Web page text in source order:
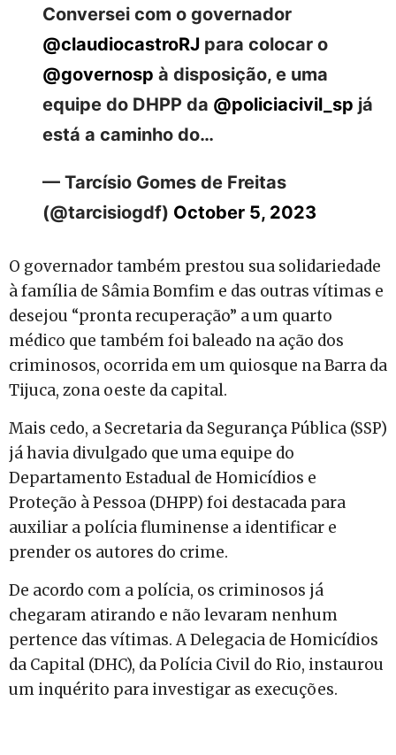
Conversei com o governador
@claudiocastroRJpara colocar o
@governosp à disposição, e uma
equipe do DHPP da @policiacivil_sp já
está a caminho do…
— Tarcísio Gomes de Freitas
(@tarcisiogdf) October 5, 2023
O governador também prestou sua solidariedade
à família de Sâmia Bomfim e das outras vítimas e
desejou “pronta recuperação” a um quarto
médico que também foi baleado na ação dos
criminosos, ocorrida em um quiosque na Barra da
Tijuca, zona oeste da capital.
Mais cedo, a Secretaria da Segurança Pública (SSP)
já havia divulgado que uma equipe do
Departamento Estadual de Homicídios e
Proteção à Pessoa (DHPP) foi destacada para
auxiliar a polícia fluminense a identificar e
prender os autores do crime.
De acordo com a polícia, os criminosos já
chegaram atirando e não levaram nenhum
pertence das vítimas. A Delegacia de Homicídios
da Capital (DHC), da Polícia Civil do Rio, instaurou
um inquérito para investigar as execuções.